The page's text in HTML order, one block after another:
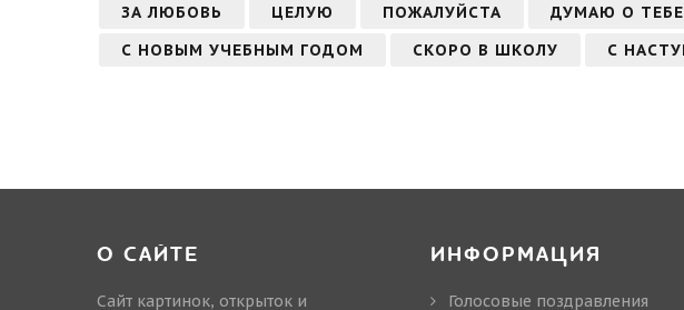
ЗА ЛЮБОВЬ
ЦЕЛУЮ ПОЖАЛУЙСТА ДУМАЮ О ТЕБЕ
С НОВЫМ УЧЕБНЫМ ГОДОМ
СКОРО В ШКОЛУ С
О САЙТЕ
Сайт картинок, открыток и
ИНФОРМАЦИЯ
Голосовые поздравления